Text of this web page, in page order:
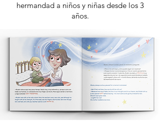
hermandad a niños y niñas desde los 3
años.